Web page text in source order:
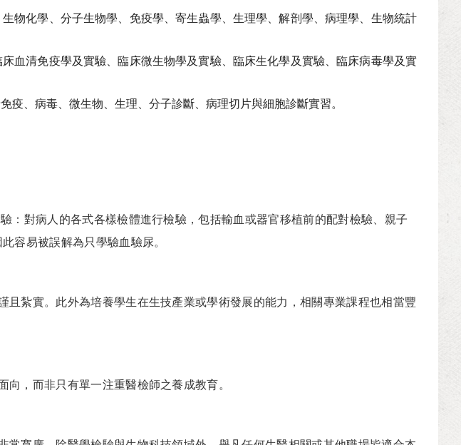
物化學、分子生物學、免疫學、寄生蟲學、生理學、解剖學、病理學、生物統計
血清免疫學及實驗、臨床微生物學及實驗、臨床生化學及實驗、臨床病毒學及實
疫、病毒、微生物、生理、分子診斷、病理切片與細胞診斷實習。
：對病人的各式各樣檢體進行檢驗，包括輸血或器官移植前的配對檢驗、親子
容易被誤解為只學驗血驗尿。
且紮實。此外為培養學生在生技產業或學術發展的能力，相關專業課程也相當豐
，而非只有單一注重醫檢師之養成教育。